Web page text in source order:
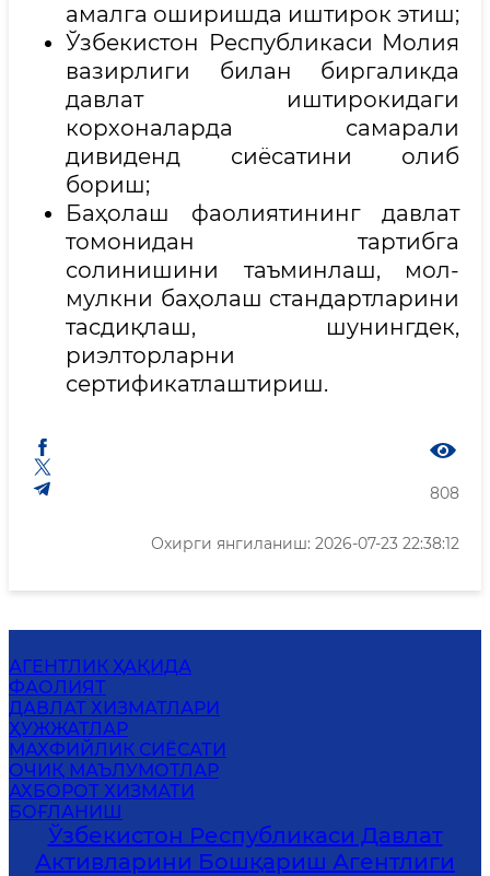
амалга оширишда иштирок этиш;
Ўзбекистон Республикаси Молия
вазирлиги билан биргаликда
давлат иштирокидаги
корхоналарда самарали
дивиденд сиёсатини олиб
бориш;
Баҳолаш фаолиятининг давлат
томонидан тартибга
солинишини таъминлаш, мол-
мулкни баҳолаш стандартларини
тасдиқлаш, шунингдек,
риэлторларни
сертификатлаштириш.
808
Охирги янгиланиш: 2026-07-23 22:38:12
АГЕНТЛИК ҲАҚИДА
ФАОЛИЯТ
ДАВЛАТ ХИЗМАТЛАРИ
ҲУЖЖАТЛАР
MАХФИЙЛИК СИЁСАТИ
ОЧИҚ МАЪЛУМОТЛАР
АХБОРОТ ХИЗМАТИ
БОҒЛАНИШ
Ўзбекистон Республикаси Давлат
Активларини Бошқариш Агентлиги